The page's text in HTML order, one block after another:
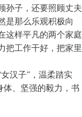
孙子，还要照顾丈夫
是那么乐观积极向
这样平凡的两个家庭
把工作干好，把家里
汉子”，温柔踏实
体、坚强的毅力，书